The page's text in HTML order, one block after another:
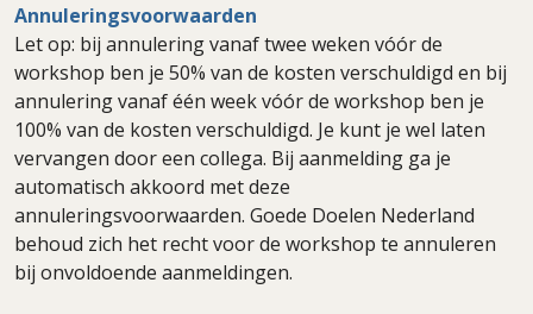
Annuleringsvoorwaarden
Let op: bij annulering vanaf twee weken vóór de
workshop ben je 50% van de kosten verschuldigd en bij
annulering vanaf één week vóór de workshop ben je
100% van de kosten verschuldigd. Je kunt je wel laten
vervangen door een collega. Bij aanmelding ga je
automatisch akkoord met deze
annuleringsvoorwaarden. Goede Doelen Nederland
behoud zich het recht voor de workshop te annuleren
bij onvoldoende aanmeldingen.